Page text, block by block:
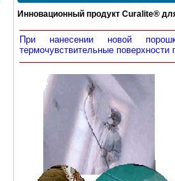
Инновационный продукт Curalite®
При нанесении новой
термочувствительные поверхности